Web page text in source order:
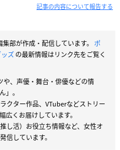
記事の内容について報告する
部が作成・配信しています。 ポ
ズの最新情報はリンク先をご覧く
や、声優・舞台・俳優などの情
」。
クター作品、VTuberなどストリー
広くお届けしています。
し活）お役立ち情報など、女性オ
信しています。